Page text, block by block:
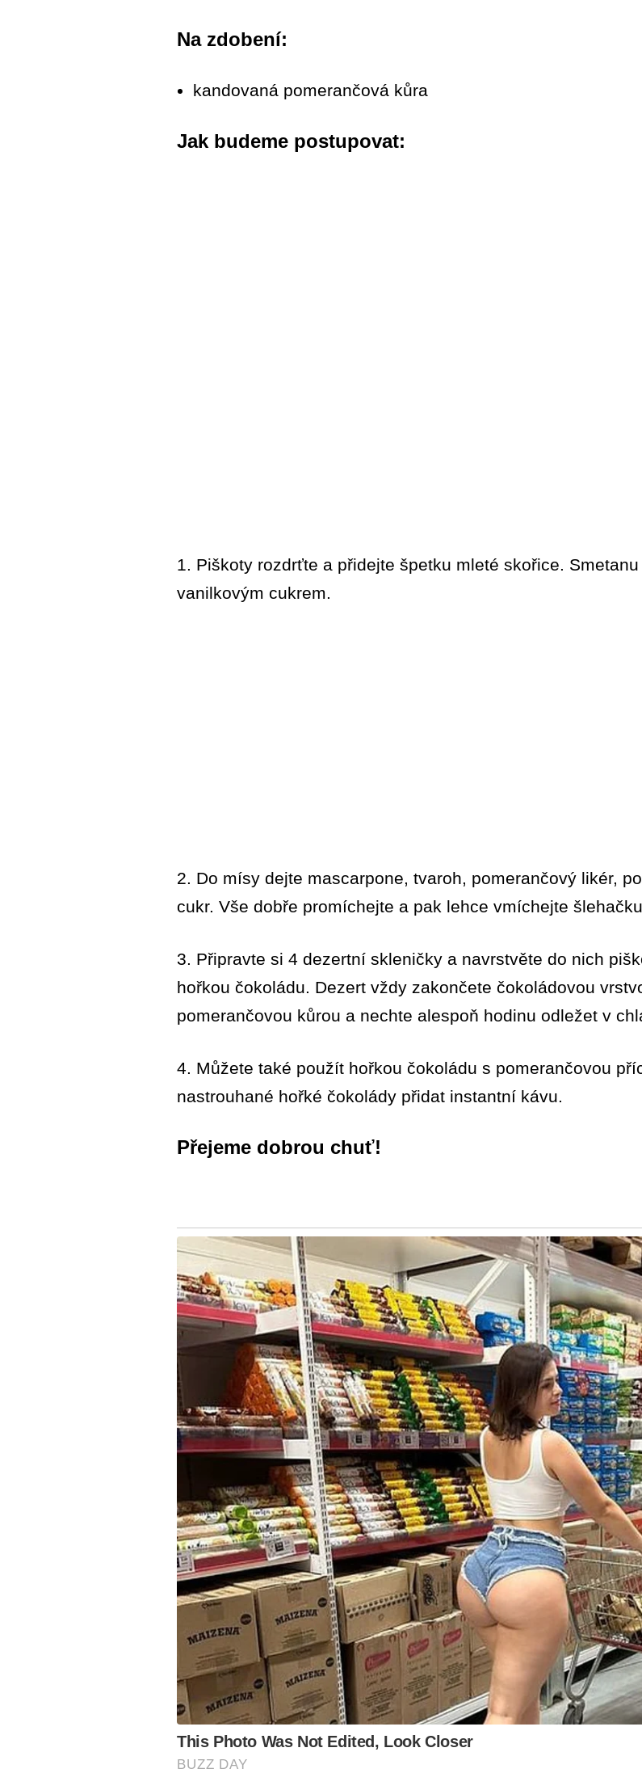
Na zdobení:
kandovaná pomerančová kůra
Jak budeme postupovat:
1. Piškoty rozdrťte a přidejte špetku mleté skořice.
vanilkovým cukrem.
2. Do mísy dejte mascarpone, tvaroh, pomerančový likér,
cukr. Vše dobře promíchejte a pak lehce vmíchejte
3. Připravte si 4 dezertní skleničky a navrstvěte do nich
hořkou čokoládu. Dezert vždy zakončete čokoládovou
pomerančovou kůrou a nechte alespoň hodinu odležet v
4. Můžete také použít hořkou čokoládu s pomerančovou
nastrouhané hořké čokolády přidat instantní kávu.
Přejeme dobrou chuť!